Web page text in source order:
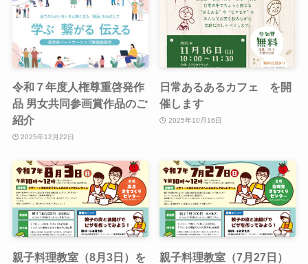
令和７年度人権尊重啓発作
品 男女共同参画賞作品のご
紹介
2025年12月22日
日常あるあるカフェ を開
催します
2025年10月16日
親子料理教室（8月3日）を
親子料理教室（7月27日）